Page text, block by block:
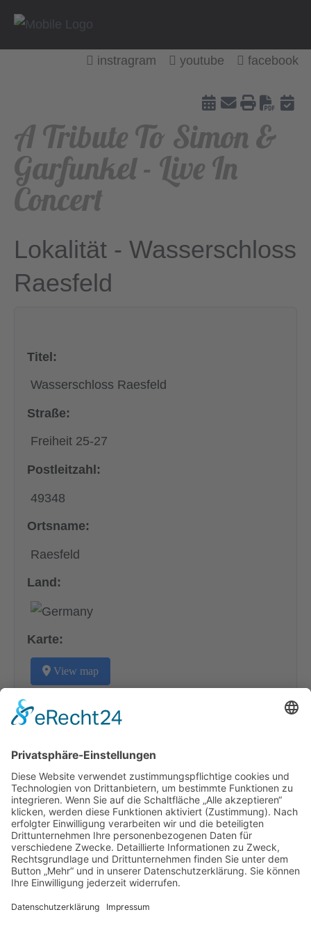
facebook
youtube
instragram
A Tribute To Simon &
Garfunkel - Live In
Concert
Lokalität - Wasserschloss
Raesfeld
Titel:
Wasserschloss Raesfeld
Straße:
Freiheit 25-27
Postleitzahl:
49348
Ortsname:
Raesfeld
Land:
Karte:
View map
Veranstaltungen
Datum Titel
Ortsname
Kategorie
Zur Zeit sind keine Veranstaltungen verfügbar